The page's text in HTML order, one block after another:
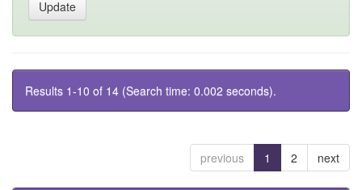
Results 1-10 of 14 (Search time: 0.002 seconds).
previous 1 2 next